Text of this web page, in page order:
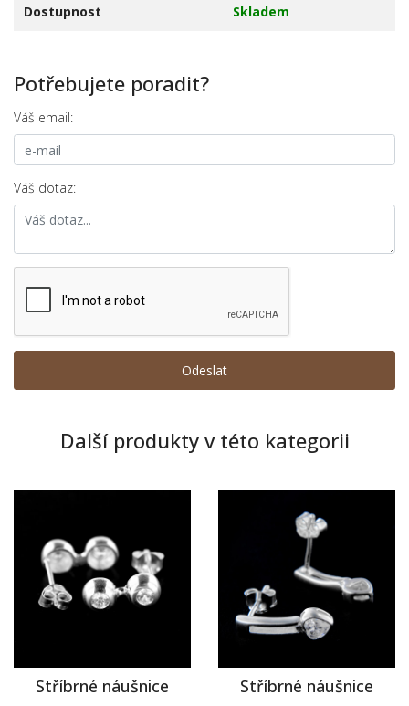
Dostupnost Skladem
Potřebujete poradit?
Váš email:
Váš dotaz:
Další produkty v této kategorii
Stříbrné náušnice Stříbrné náušnice